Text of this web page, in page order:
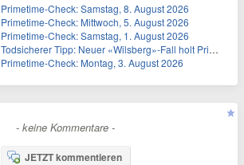
Primetime-Check: Samstag, 8. August 2026
Primetime-Check: Mittwoch, 5. August 2026
Primetime-Check: Samstag, 1. August 2026
Todsicherer Tipp: Neuer «Wilsberg»-Fall holt Primetime-Führung
Primetime-Check: Montag, 3. August 2026
- keine Kommentare -
JETZT kommentieren